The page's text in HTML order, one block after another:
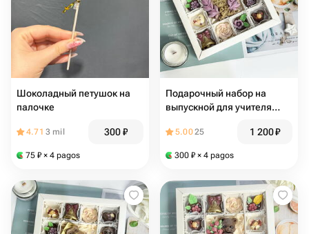
Шоколадный петушок на
палочке
4.71 3 mil 300₽
75 ₽ × 4 pagos
Подарочный набор на
выпускной для учителя
5.0025 1 200₽
300 ₽ × 4 pagos